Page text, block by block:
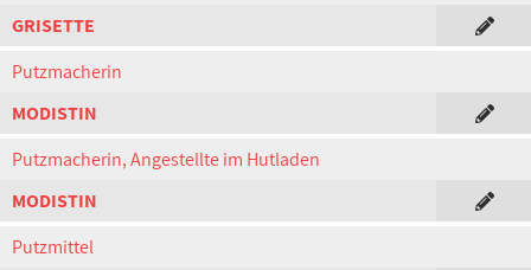
GRISETTE
Putzmacherin
MODISTIN
Putzmacherin, Angestellte im Hutladen
MODISTIN
Putzmittel